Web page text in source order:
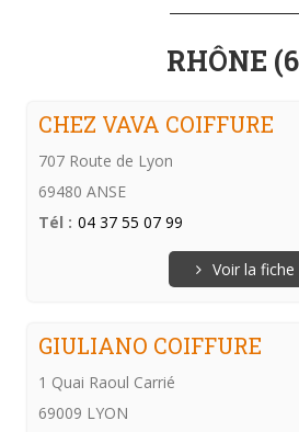
RHÔNE
CHEZ VAVA COIFFURE
707 Route de Lyon
69480 ANSE
Tél : 04 37 55 07 99
Voir la fiche
GIULIANO COIFFURE
1 Quai Raoul Carrié
69009 LYON